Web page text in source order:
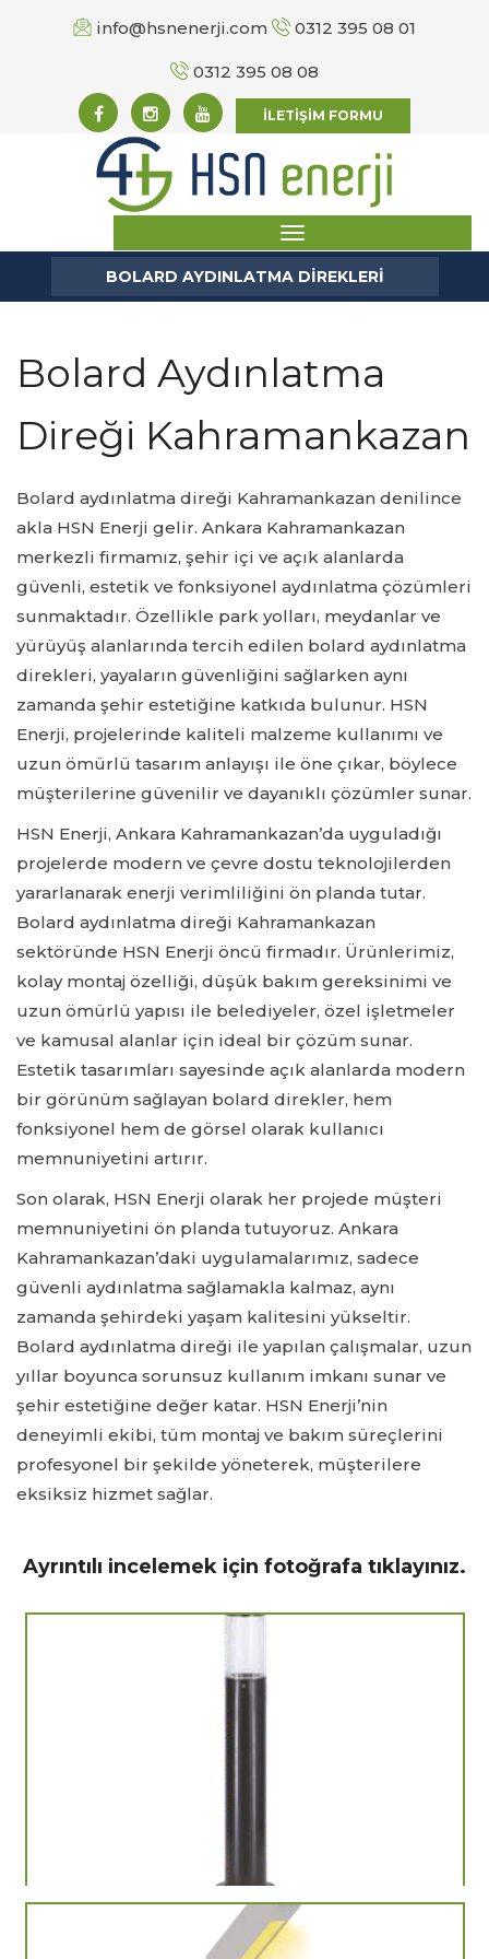
info@hsnenerji.com 0312 395 08 01
0312 395 08 08
İLETİŞİM FORMU
BOLARD AYDINLATMA DİREKLERİ
Bolard Aydınlatma
Direği Kahramankazan
Bolard aydınlatma direği Kahramankazan denilince
akla HSN Enerji gelir. Ankara Kahramankazan
merkezli firmamız, şehir içi ve açık alanlarda
güvenli, estetik ve fonksiyonel aydınlatma çözümleri
sunmaktadır. Özellikle park yolları, meydanlar ve
yürüyüş alanlarında tercih edilen bolard aydınlatma
direkleri, yayaların güvenliğini sağlarken aynı
zamanda şehir estetiğine katkıda bulunur. HSN
Enerji, projelerinde kaliteli malzeme kullanımı ve
uzun ömürlü tasarım anlayışı ile öne çıkar, böylece
müşterilerine güvenilir ve dayanıklı çözümler sunar.
HSN Enerji, Ankara Kahramankazan’da uyguladığı
projelerde modern ve çevre dostu teknolojilerden
yararlanarak enerji verimliliğini ön planda tutar.
Bolard aydınlatma direği Kahramankazan
sektöründe HSN Enerji öncü firmadır. Ürünlerimiz,
kolay montaj özelliği, düşük bakım gereksinimi ve
uzun ömürlü yapısı ile belediyeler, özel işletmeler
ve kamusal alanlar için ideal bir çözüm sunar.
Estetik tasarımları sayesinde açık alanlarda modern
bir görünüm sağlayan bolard direkler, hem
fonksiyonel hem de görsel olarak kullanıcı
memnuniyetini artırır.
Son olarak, HSN Enerji olarak her projede müşteri
memnuniyetini ön planda tutuyoruz. Ankara
Kahramankazan’daki uygulamalarımız, sadece
güvenli aydınlatma sağlamakla kalmaz, aynı
zamanda şehirdeki yaşam kalitesini yükseltir.
Bolard aydınlatma direği ile yapılan çalışmalar, uzun
yıllar boyunca sorunsuz kullanım imkanı sunar ve
şehir estetiğine değer katar. HSN Enerji’nin
deneyimli ekibi, tüm montaj ve bakım süreçlerini
profesyonel bir şekilde yöneterek, müşterilere
eksiksiz hizmet sağlar.
Ayrıntılı incelemek için fotoğrafa tıklayınız.